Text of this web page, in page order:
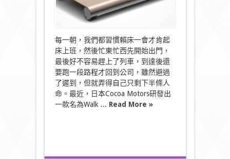
一
秒〉
每一朝，我們都習慣賴床一會才肯起
床上班，然後忙東忙西先開始出門，
最後好不容易趕上了列車，到達後還
要跑一段路程才回到公司，雖然避過
了遲到，但就弄得自己只剩下半條人
命。最近，日本Cocoa Motors研發出
一款名為Walk ... Read More »